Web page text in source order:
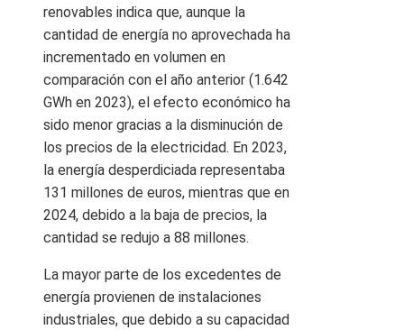
renovables indica que, aunque la
cantidad de energía no aprovechada ha
incrementado en volumen en
comparación con el año anterior (1.642
GWh en 2023), el efecto económico ha
sido menor gracias a la disminución de
los precios de la electricidad. En 2023,
la energía desperdiciada representaba
131 millones de euros, mientras que en
2024, debido a la baja de precios, la
cantidad se redujo a 88 millones.
La mayor parte de los excedentes de
energía provienen de instalaciones
industriales, que debido a su capacidad